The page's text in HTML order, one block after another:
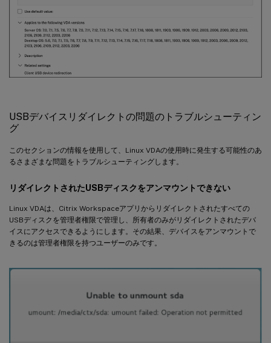
USBデバイスリダイレクトの問題のトラブルシューティン
グ
このセクションの情報を使用して、Linux VDAの使用時に発生する可能性のあ
るさまざまな問題をトラブルシューティングします。
リダイレクトされたUSBディスクをアンマウントできない
Linux VDAは、Citrix Workspaceアプリからリダイレクトされたすべての
USBディスクを管理者権限で管理し、所有者のみがリダイレクトされたデバ
イスにアクセスできるようにします。その結果、デバイスをアンマウントで
きるのは管理者権限を持つユーザーのみです。